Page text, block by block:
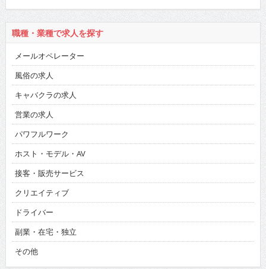
職種・業種で求人を探す
メールオペレーター
風俗の求人
キャバクラの求人
営業の求人
パワフルワーク
ホスト・モデル・AV
接客・販売サービス
クリエイティブ
ドライバー
副業・在宅・独立
その他